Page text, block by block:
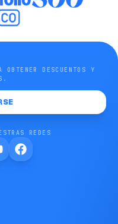
OBTENER DESCUENTOS Y
REDES